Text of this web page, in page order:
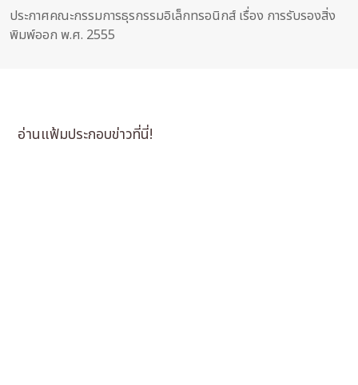
ประกาศคณะกรรมการธุรกรรมอิเล็กทรอนิกส์ เรื่อง การรับรองสิ่ง
พิมพ์ออก พ.ศ. 2555
อ่านแฟ้มประกอบข่าวที่นี่!